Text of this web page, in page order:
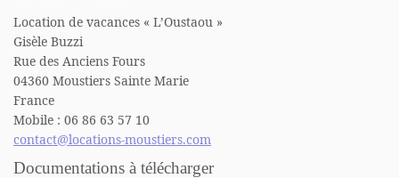
Location de vacances « L’Oustaou »
Gisèle Buzzi
Rue des Anciens Fours
04360 Moustiers Sainte Marie
France
Mobile : 06 86 63 57 10
contact@locations-moustiers.com
Documentations à télécharger